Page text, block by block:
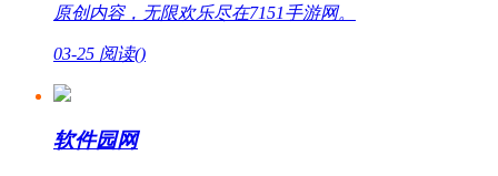
原创内容，无限欢乐尽在7151手游网。
03-25 阅读()
软件园网